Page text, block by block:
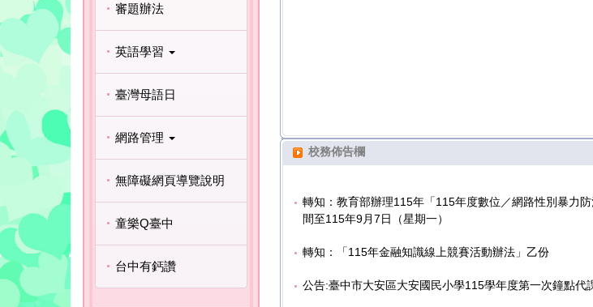
審題辦法
英語學習
臺灣母語日
網路管理
無障礙網頁導覽說明
童樂Q臺中
台中有鈣讚
校務佈告欄
轉知：教育部辦理115年「115年度數位／網路性別暴力
間至115年9月7日（星期一）
轉知：「115年金融知識線上競賽活動辦法」乙份
公告:臺中市大安區大安國民小學115學年度第一次鐘點代
不迷小紅書